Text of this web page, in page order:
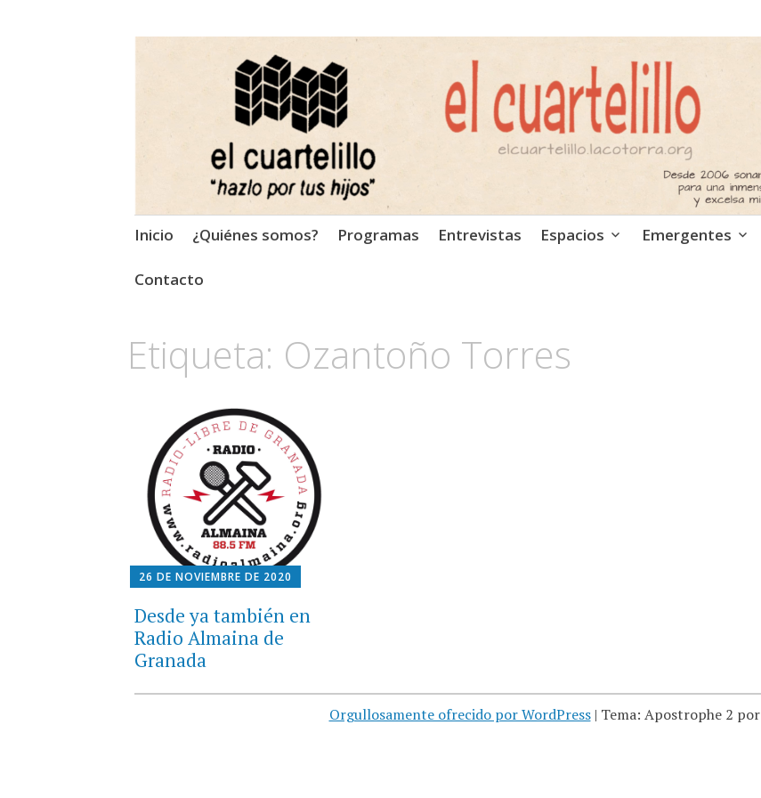
El Cuartelillo
Programa de radio de música independiente. Podcast
Saltar
contenido
Inicio ¿Quiénes somos? Programas Entrevistas Espacios Emergentes
Contacto
Etiqueta: Ozantoño Torres
26 DE NOVIEMBRE DE 2020
Desde ya también en
Radio Almaina de
Granada
Orgullosamente ofrecido por WordPress | Tema: Apostrophe 2 por